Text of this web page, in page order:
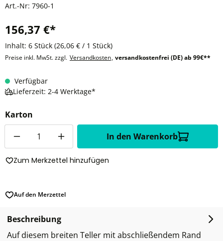
Art.-Nr: 7960-1
156,37 €*
Inhalt: 6 Stück (26,06 € / 1 Stück)
Preise inkl. MwSt. zzgl. Versandkosten, versandkostenfrei (DE) ab 99€**
Verfügbar
Lieferzeit: 2-4 Werktage*
Karton
In den Warenkorb
Zum Merkzettel hinzufügen
Auf den Merzettel
Beschreibung
Auf diesem breiten Teller mit abschließendem Rand